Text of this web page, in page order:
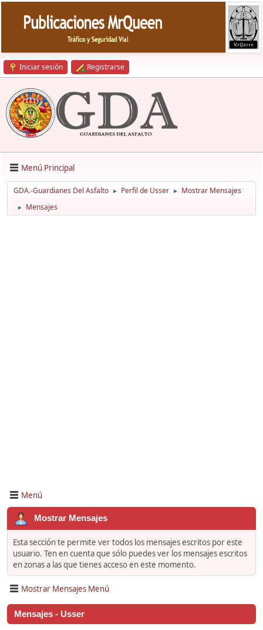
Iniciar sesión Registrarse
Menú Principal
GDA.-Guardianes Del Asfalto ► Perfil de Usser ► Mostrar Mensajes
► Mensajes
Menú
Mostrar Mensajes
Esta sección te permite ver todos los mensajes escritos por este
usuario. Ten en cuenta que sólo puedes ver los mensajes escritos
en zonas a las que tienes acceso en este momento.
Mostrar Mensajes Menú
Mensajes - Usser